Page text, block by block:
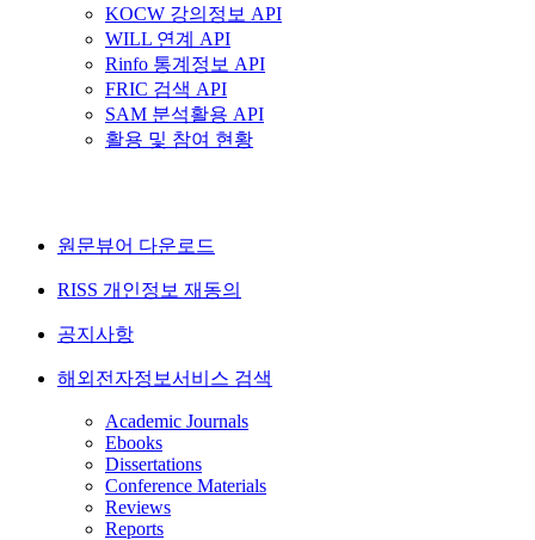
KOCW 강의정보 API
WILL 연계 API
Rinfo 통계정보 API
FRIC 검색 API
SAM 분석활용 API
활용 및 참여 현황
원문뷰어 다운로드
RISS 개인정보 재동의
공지사항
해외전자정보서비스 검색
Academic Journals
Ebooks
Dissertations
Conference Materials
Reviews
Reports